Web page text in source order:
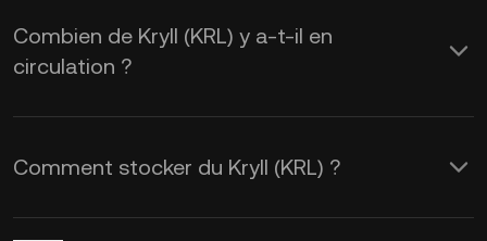
Combien de Kryll (KRL) y a-t-il en
circulation ?
Comment stocker du Kryll (KRL) ?